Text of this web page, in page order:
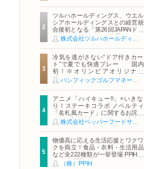
ツルハホールディングス、ウエル
シアホールディングスとの経営統
合後初となる「第26回JAPANドラ
ッグストアショー」に出展
冷気を逃がさない“ドア付きカー
ト”で夏でも快適プレー 国内
初！※オリンピアオリジナル
「AirCon Cart（エアコンカー
ト）」導入 | ＰＧＭ
アニメ「ハイキュー!!」×いきな
り！ステーキコラボ ノベルティ
「名札風カード」に関するお詫び
および交換対応についてのご案内
物価高に応える生活応援とワクワ
クを両立！食品・衣料・生活用品
など全222種類が一挙登場 PPIHグ
ループ「夏福袋」＆セール 8月6日
（株）PPIH